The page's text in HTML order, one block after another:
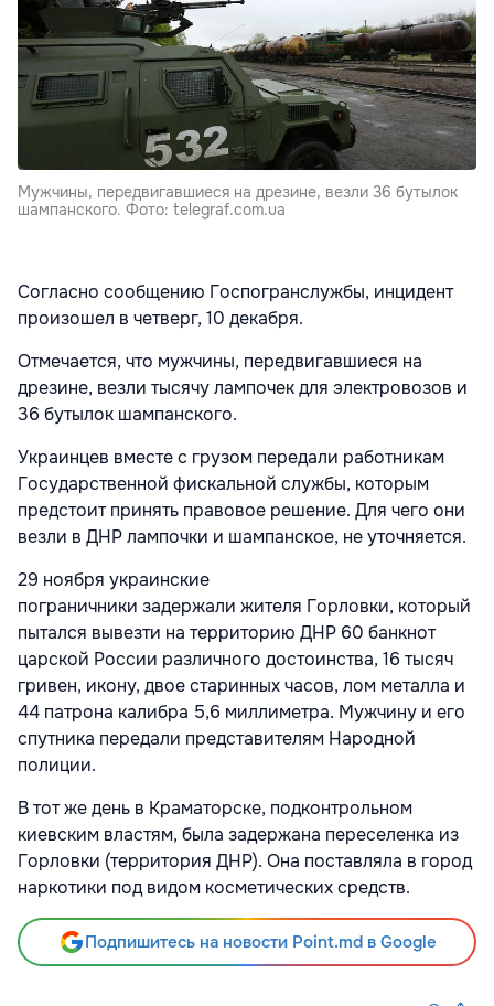
Мужчины, передвигавшиеся на дрезине, везли 36 бутылок
шампанского. Фото: telegraf.com.ua
Согласно сообщению Госпогранслужбы, инцидент
произошел в четверг, 10 декабря.
Отмечается, что мужчины, передвигавшиеся на
дрезине, везли тысячу лампочек для электровозов и
36 бутылок шампанского.
Украинцев вместе с грузом передали работникам
Государственной фискальной службы, которым
предстоит принять правовое решение. Для чего они
везли в ДНР лампочки и шампанское, не уточняется.
29 ноября украинские
пограничники задержали жителя Горловки, который
пытался вывезти на территорию ДНР 60 банкнот
царской России различного достоинства, 16 тысяч
гривен, икону, двое старинных часов, лом металла и
44 патрона калибра 5,6 миллиметра. Мужчину и его
спутника передали представителям Народной
полиции.
В тот же день в Краматорске, подконтрольном
киевским властям, была задержана переселенка из
Горловки (территория ДНР). Она поставляла в город
наркотики под видом косметических средств.
Подпишитесь на новости Point.md в Google